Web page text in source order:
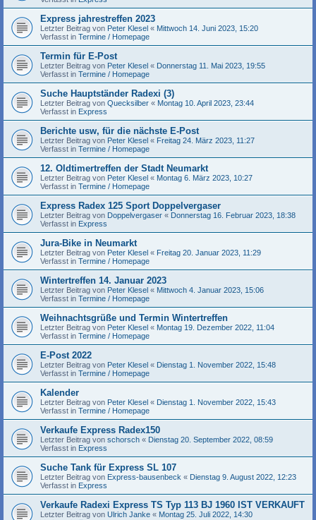
Express jahrestreffen 2023
Letzter Beitrag von Peter Klesel « Mittwoch 14. Juni 2023, 15:20
Verfasst in Termine / Homepage
Termin für E-Post
Letzter Beitrag von Peter Klesel « Donnerstag 11. Mai 2023, 19:55
Verfasst in Termine / Homepage
Suche Hauptständer Radexi (3)
Letzter Beitrag von Quecksilber « Montag 10. April 2023, 23:44
Verfasst in Express
Berichte usw, für die nächste E-Post
Letzter Beitrag von Peter Klesel « Freitag 24. März 2023, 11:27
Verfasst in Termine / Homepage
12. Oldtimertreffen der Stadt Neumarkt
Letzter Beitrag von Peter Klesel « Montag 6. März 2023, 10:27
Verfasst in Termine / Homepage
Express Radex 125 Sport Doppelvergaser
Letzter Beitrag von Doppelvergaser « Donnerstag 16. Februar 2023, 18:38
Verfasst in Express
Jura-Bike in Neumarkt
Letzter Beitrag von Peter Klesel « Freitag 20. Januar 2023, 11:29
Verfasst in Termine / Homepage
Wintertreffen 14. Januar 2023
Letzter Beitrag von Peter Klesel « Mittwoch 4. Januar 2023, 15:06
Verfasst in Termine / Homepage
Weihnachtsgrüße und Termin Wintertreffen
Letzter Beitrag von Peter Klesel « Montag 19. Dezember 2022, 11:04
Verfasst in Termine / Homepage
E-Post 2022
Letzter Beitrag von Peter Klesel « Dienstag 1. November 2022, 15:48
Verfasst in Termine / Homepage
Kalender
Letzter Beitrag von Peter Klesel « Dienstag 1. November 2022, 15:43
Verfasst in Termine / Homepage
Verkaufe Express Radex150
Letzter Beitrag von schorsch « Dienstag 20. September 2022, 08:59
Verfasst in Express
Suche Tank für Express SL 107
Letzter Beitrag von Express-bausenbeck « Dienstag 9. August 2022, 12:23
Verfasst in Express
Verkaufe Radexi Express TS Typ 113 BJ 1960 IST VERKAUFT
Letzter Beitrag von Ulrich Janke « Montag 25. Juli 2022, 14:30